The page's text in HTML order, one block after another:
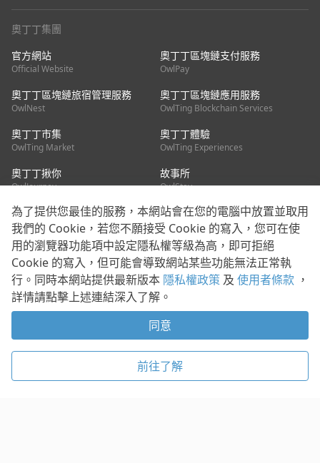
奧丁丁集團
官方網站
Official Website
奧丁丁區塊鏈支付服務
OwlPay
奧丁丁區塊鏈旅宿管理服務
OwlNest
奧丁丁區塊鏈應用服務
OwlTing Blockchain Services
奧丁丁市集
OwlTing Market
奧丁丁體驗
OwlTing Experiences
奧丁丁揪你
OwlJourney
故事所
OwlStay
聯絡我們
客服信箱：mediapartner@owlting.com
服務信箱 / 廣告洽詢：info_owlnews@owlting.com
媒體合作 / 新聞稿提供：mediapartner@owlting.com
本平台之內容符合第三方智慧財產權規範，若有疑慮歡迎來信告
使用者條款 隱私權政策 Cookie 政策
為了提供您最佳的服務，本網站會在您的電腦中放置並取用
我們的 Cookie，若您不願接受 Cookie 的寫入，您可在使
用的瀏覽器功能項中設定隱私權等級為高，即可拒絕
Cookie 的寫入，但可能會導致網站某些功能無法正常執
行。同時本網站提供最新版本 隱私權政策 及 使用者條款 ，
詳情請點擊上述連結深入了解。
同意
前往了解